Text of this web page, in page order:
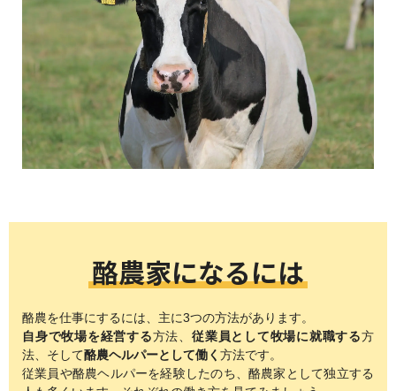
酪農家になるには
酪農を仕事にするには、主に3つの方法があります。
自身で牧場を経営する方法、従業員として牧場に就職する方
法、そして酪農ヘルパーとして働く 方法です。
従業員や酪農ヘルパーを経験したのち、酪農家として独立する